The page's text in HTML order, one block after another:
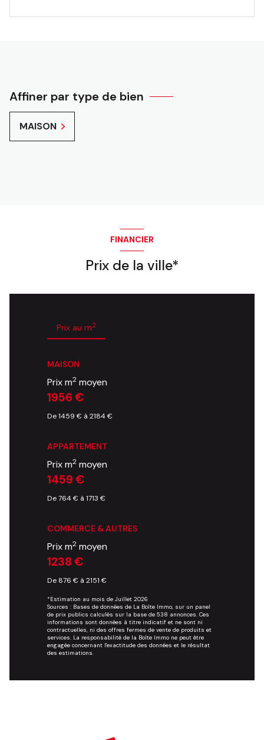
Affiner par type de bien
MAISON
FINANCIER
Prix de la ville*
Prix au m2
MAISON
Prix m2 moyen
1956 €
De 1459 € à 2184 €
APPARTEMENT
Prix m2 moyen
1459 €
De 764 € à 1713 €
COMMERCE & AUTRES
Prix m2 moyen
1238 €
De 876 € à 2151 €
*Estimation au mois de Juillet 2026
Sources : Bases de données de La Boîte Immo, sur un panel
de prix publics calculés sur la base de 538 annonces. Ces
informations sont données à titre indicatif et ne sont ni
contractuelles, ni des offres fermes de vente de produits et
services. La responsabilité de la Boîte Immo ne peut être
engagée concernant l'exactitude des données et le résultat
des estimations.